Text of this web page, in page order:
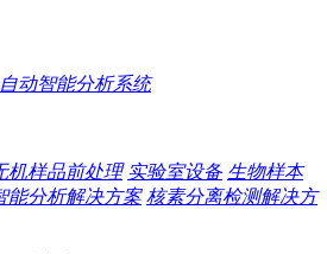
动智能分析系统
机样品前处理 实验室设备 生物样本
能分析解决方案 核素分离检测解决方